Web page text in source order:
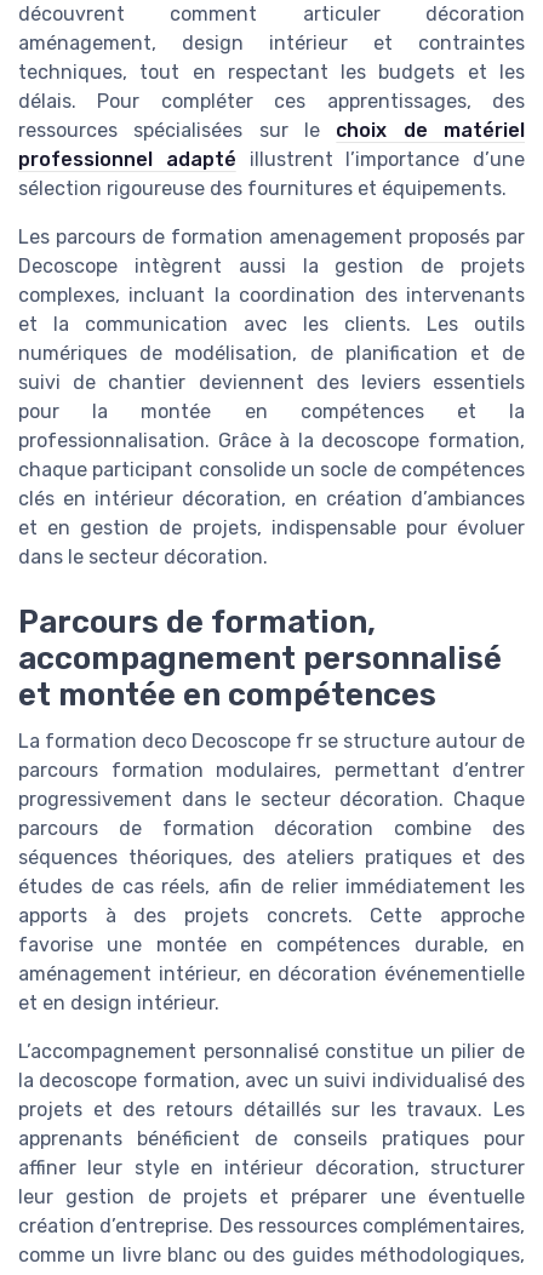
découvrent comment articuler décoration
aménagement, design intérieur et contraintes
techniques, tout en respectant les budgets et les
délais. Pour compléter ces apprentissages, des
ressources spécialisées sur le choix de matériel
professionnel adapté illustrent l’importance d’une
sélection rigoureuse des fournitures et équipements.
Les parcours de formation amenagement proposés par
Decoscope intègrent aussi la gestion de projets
complexes, incluant la coordination des intervenants
et la communication avec les clients. Les outils
numériques de modélisation, de planification et de
suivi de chantier deviennent des leviers essentiels
pour la montée en compétences et la
professionnalisation. Grâce à la decoscope formation,
chaque participant consolide un socle de compétences
clés en intérieur décoration, en création d’ambiances
et en gestion de projets, indispensable pour évoluer
dans le secteur décoration.
Parcours de formation,
accompagnement personnalisé
et montée en compétences
La formation deco Decoscope fr se structure autour de
parcours formation modulaires, permettant d’entrer
progressivement dans le secteur décoration. Chaque
parcours de formation décoration combine des
séquences théoriques, des ateliers pratiques et des
études de cas réels, afin de relier immédiatement les
apports à des projets concrets. Cette approche
favorise une montée en compétences durable, en
aménagement intérieur, en décoration événementielle
et en design intérieur.
L’accompagnement personnalisé constitue un pilier de
la decoscope formation, avec un suivi individualisé des
projets et des retours détaillés sur les travaux. Les
apprenants bénéficient de conseils pratiques pour
affiner leur style en intérieur décoration, structurer
leur gestion de projets et préparer une éventuelle
création d’entreprise. Des ressources complémentaires,
comme un livre blanc ou des guides méthodologiques,